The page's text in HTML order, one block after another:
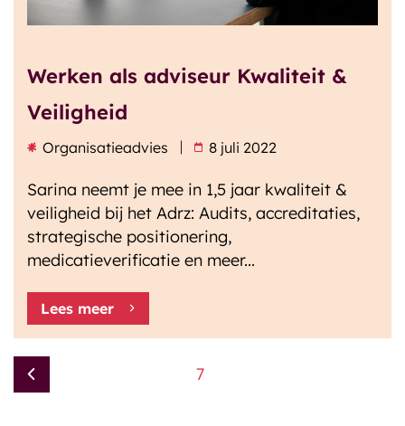
Werken als adviseur Kwaliteit &
Veiligheid
Organisatieadvies 8 juli 2022
Sarina neemt je mee in 1,5 jaar kwaliteit &
veiligheid bij het Adrz: Audits, accreditaties,
strategische positionering,
medicatieverificatie en meer...
Lees meer
7